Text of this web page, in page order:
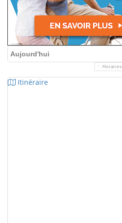
Aujourd'hui
Horaires
Itinéraire